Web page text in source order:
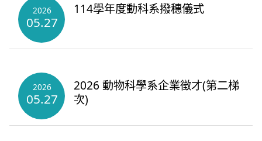
2026
05.27
114學年度動科系撥穗儀式
2026
05.27
2026 動物科學系企業徵才(第二梯
次)